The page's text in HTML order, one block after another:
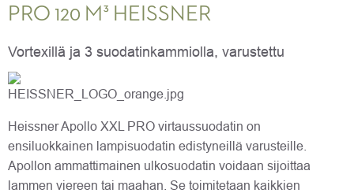
PRO 120 M³ HEISSNER
Vortexillä ja 3 suodatinkammiolla, varustettu
Heissner Apollo XXL PRO virtaussuodatin on
ensiluokkainen lampisuodatin edistyneillä varusteille.
Apollon ammattimainen ulkosuodatin voidaan sijoittaa
lammen viereen tai maahan. Se toimitetaan kaikkien